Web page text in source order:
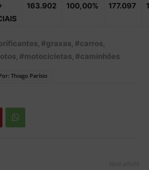
163.902 100,00% 177.097
#graxas, #carros,
#motocicletas, #caminhões
Thiago Parísio